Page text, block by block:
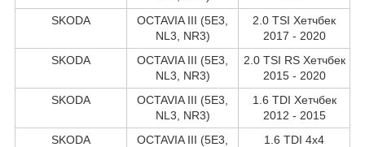
SKODA
OCTAVIA III (5E3,
NL3, NR3)
2.0 TSI Хетчбек
2017 - 2020
SKODA
OCTAVIA III (5E3,
NL3, NR3)
2.0 TSI RS Хетчбек
2015 - 2020
SKODA
OCTAVIA III (5E3,
NL3, NR3)
1.6 TDI Хетчбек
2012 - 2015
SKODA
OCTAVIA III (5E3,
1.6 TDI 4x4